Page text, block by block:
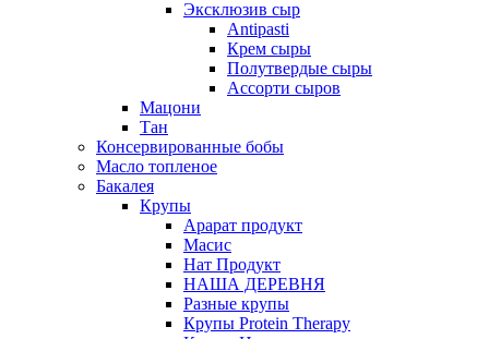
Эксклюзив сыр
Antipasti
Крем сыры
Полутвердые сыры
Ассорти сыров
Мацони
Тан
Консервированные бобы
Масло топленое
Бакалея
Крупы
Арарат продукт
Масис
Нат Продукт
НАША ДЕРЕВНЯ
Разные крупы
Крупы Protein Therapy